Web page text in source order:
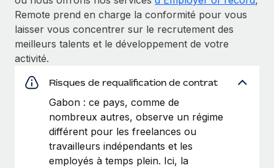
Remote prend en charge la conformité pour vous
laisser vous concentrer sur le recrutement des
meilleurs talents et le développement de votre
activité.
Risques de requalification de contrat
Gabon : ce pays, comme de
nombreux autres, observe un régime
différent pour les freelances ou
travailleurs indépendants et les
employés à temps plein. Ici, la